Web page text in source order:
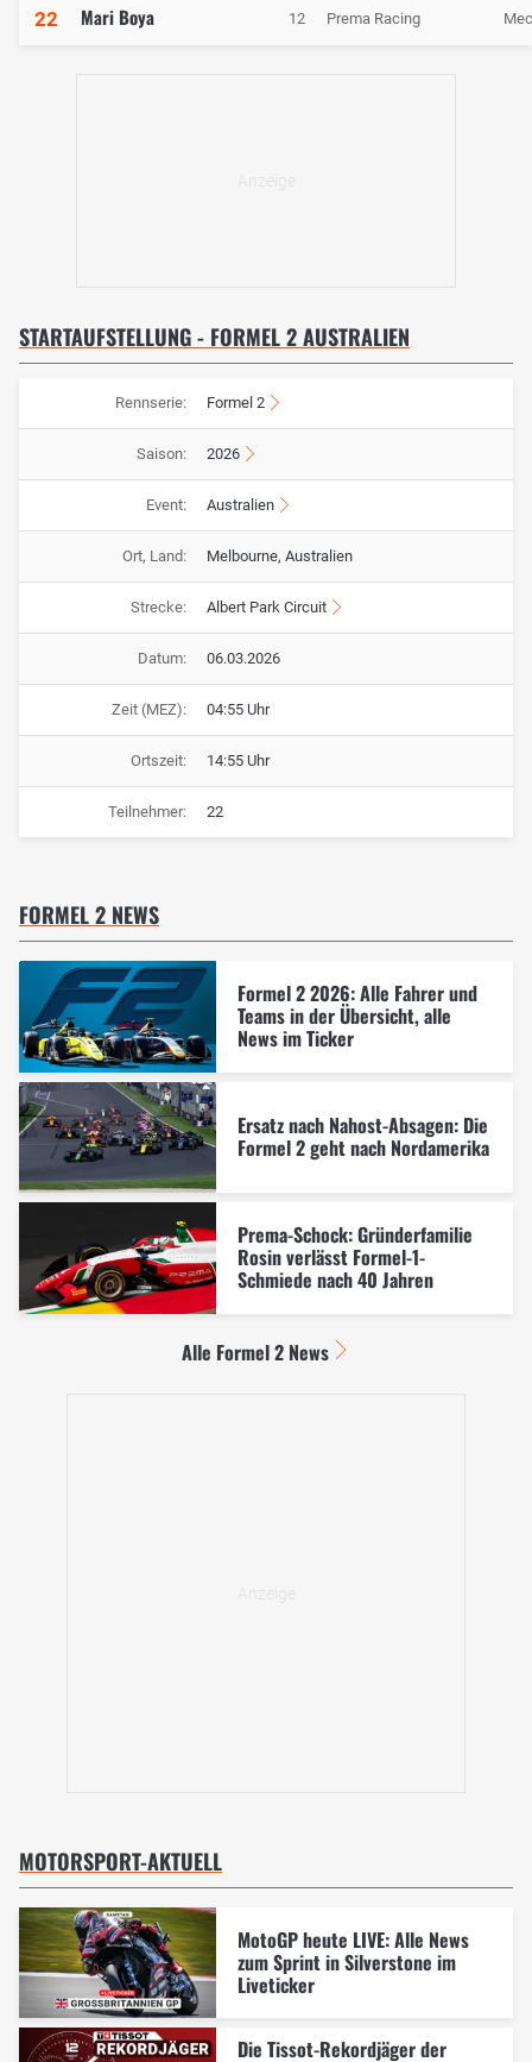
22 Mari Boya 12 Prema Racing
STARTAUFSTELLUNG - FORMEL 2 AUSTRALIEN
Rennserie: Formel 2
Saison: 2026
Event: Australien
Ort, Land: Melbourne, Australien
Strecke: Albert Park Circuit
Datum: 06.03.2026
Zeit (MEZ): 04:55 Uhr
Ortszeit: 14:55 Uhr
Teilnehmer: 22
FORMEL 2 NEWS
Formel 2 2026: Alle Fahrer und
Teams in der Übersicht, alle
News im Ticker
Ersatz nach Nahost-Absagen: Die
Formel 2 geht nach Nordamerika
Prema-Schock: Gründerfamilie
Rosin verlässt Formel-1-
Schmiede nach 40 Jahren
Alle Formel 2 News
MOTORSPORT-AKTUELL
MotoGP heute LIVE: Alle News
zum Sprint in Silverstone im
Liveticker
Die Tissot-Rekordjäger der